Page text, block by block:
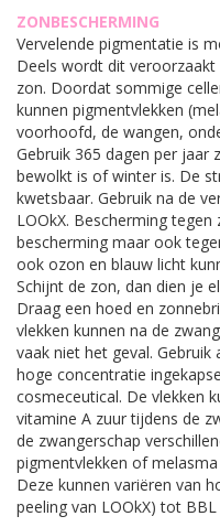
ZONBESCHERMING
Vervelende pigmentatie is
Deels wordt dit
zon. Doordat sommige
kunnen pigmentvlekken
voorhoofd, de wangen,
Gebruik 365 dagen per jaar
bewolkt is of winter is. De
kwetsbaar. Gebruik na de
LOOkX. Bescherming tegen
bescherming maar ook
ook ozon en blauw licht
Schijnt de zon, dan dien je
Draag een hoed en
vlekken kunnen na de
vaak niet het geval.
hoge concentratie
cosmeceutical. De vlekken
vitamine A zuur tijdens de
de zwangerschap
pigmentvlekken of
Deze kunnen variëren van
peeling van LOOkX) tot